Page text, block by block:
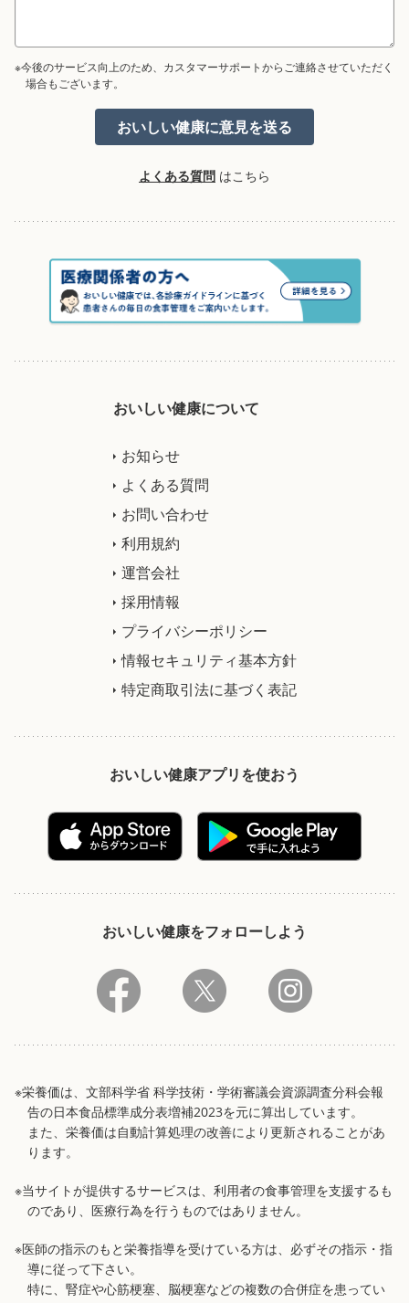
※今後のサービス向上のため、カスタマーサポートからご連絡させていただく
場合もございます。
よくある質問 はこちら
おいしい健康について
お知らせ
よくある質問
お問い合わせ
利用規約
運営会社
採用情報
プライバシーポリシー
情報セキュリティ基本方針
特定商取引法に基づく表記
おいしい健康アプリを使おう
おいしい健康をフォローしよう
※栄養価は、文部科学省 科学技術・学術審議会資源調査分科会報
告の日本食品標準成分表増補2023を元に算出しています。
また、栄養価は自動計算処理の改善により更新されることがあ
ります。
※当サイトが提供するサービスは、利用者の食事管理を支援するも
のであり、医療行為を行うものではありません。
※医師の指示のもと栄養指導を受けている方は、必ずその指示・指
導に従って下さい。
特に、腎症や心筋梗塞、脳梗塞などの複数の合併症を患ってい